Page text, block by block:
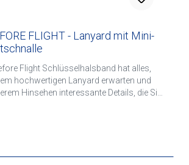
FLIGHT - Lanyard mit Mini-
Flight Schlüsselhalsband hat alles,
hochwertigen Lanyard erwarten und
Hinsehen interessante Details, die Sie
ist die speziell angefertigte Mini-
Sie ist verchromt, wird genau wie